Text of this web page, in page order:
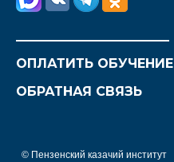
ОПЛАТИТЬ ОБУЧЕНИЕ
ОБРАТНАЯ СВЯЗЬ
© Пензенский казачий институт